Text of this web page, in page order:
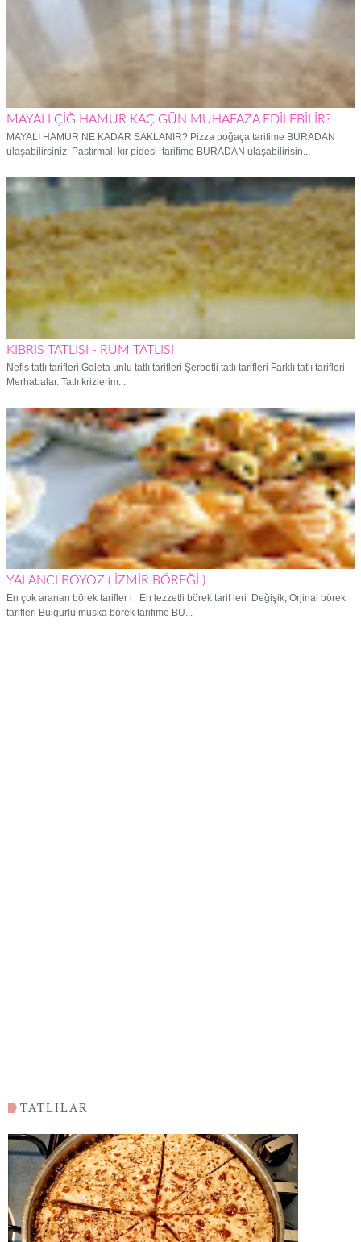
MAYALI ÇİĞ HAMUR KAÇ GÜN MUHAFAZA EDİLEBİLİR?
MAYALI HAMUR NE KADAR SAKLANIR? Pizza poğaça tarifime BURADAN
ulaşabilirsiniz. Pastırmalı kır pidesi tarifime BURADAN ulaşabilirisin...
KIBRIS TATLISI - RUM TATLISI
Nefis tatlı tarifleri Galeta unlu tatlı tarifleri Şerbetli tatlı tarifleri Farklı tatlı tarifleri
Merhabalar. Tatlı krizlerim...
YALANCI BOYOZ ( İZMİR BÖREĞİ )
En çok aranan börek tarifler i En lezzetli börek tarif leri Değişik, Orjinal börek
tarifleri Bulgurlu muska börek tarifime BU...
TATLILAR